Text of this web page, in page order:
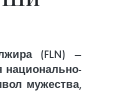
(FLN) —
национально-
мужества,